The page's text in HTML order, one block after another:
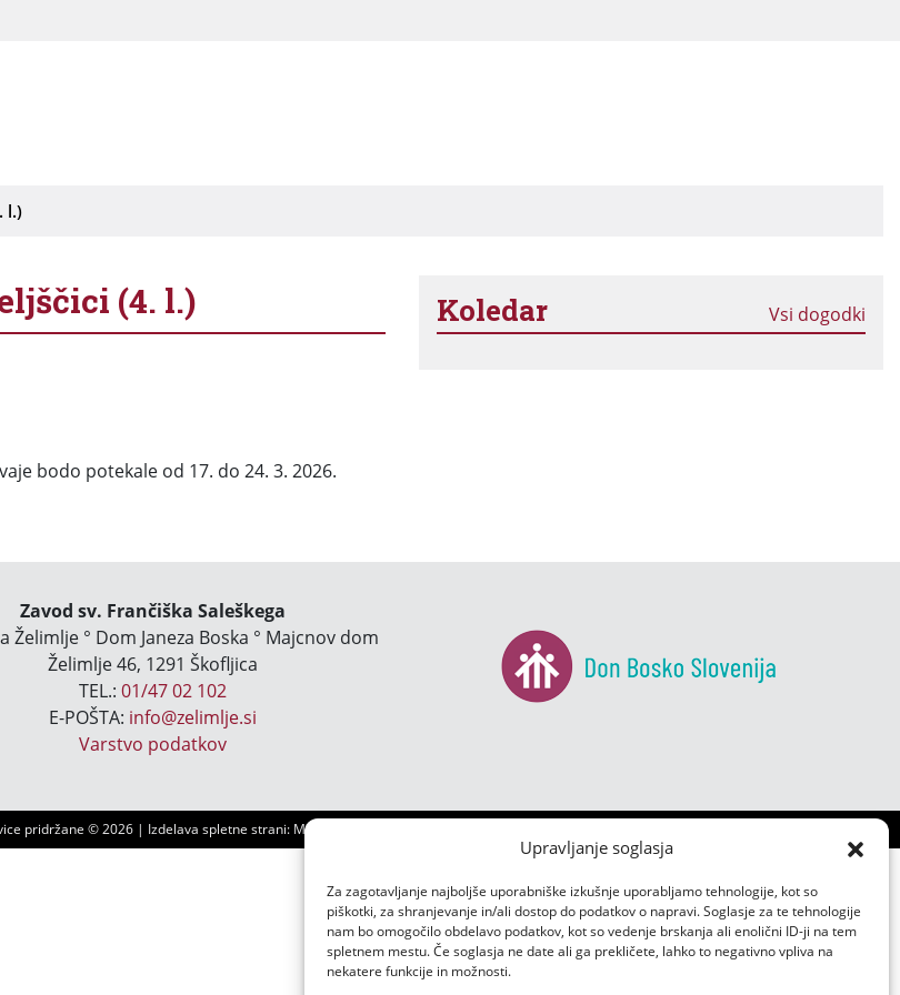
Upravljanje soglasja
Za zagotavljanje najboljše uporabniške izkušnje uporabljamo tehnologije, kot so
piškotki, za shranjevanje in/ali dostop do podatkov o napravi. Soglasje za te tehnologije
nam bo omogočilo obdelavo podatkov, kot so vedenje brskanja ali enolični ID-ji na tem
spletnem mestu. Če soglasja ne date ali ga prekličete, lahko to negativno vpliva na
nekatere funkcije in možnosti.
l.)
(4. l.)
bodo potekale od 17. do 24. 3. 2026.
Koledar Vsi dogodki
Zavod sv. Frančiška Saleškega
Želimlje ° Dom Janeza Boska ° Majcnov dom
Želimlje 46, 1291 Škofljica
TEL.:01/47 02 102
E-POŠTA: info@zelimlje.si
Varstvo podatkov
pridržane ©2026 | Izdelava spletne strani: Ms3 d.o.o.